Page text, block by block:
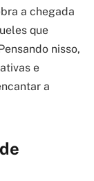
a chegada
que
nisso,
e
a